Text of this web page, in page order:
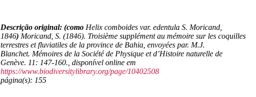
Descrição original: (como Helix comboides var. edentula S. Moricand,
1846) Moricand, S. (1846). Troisième supplément au mémoire sur les coquilles
terrestres et fluviatiles de la province de Bahia, envoyées par. M.J.
Blanchet. Mémoires de la Société de Physique et d’Histoire naturelle de
Genève. 11: 147-160. disponível online em
https://www.biodiversitylibrary.org/page/10402508
página(s): 155